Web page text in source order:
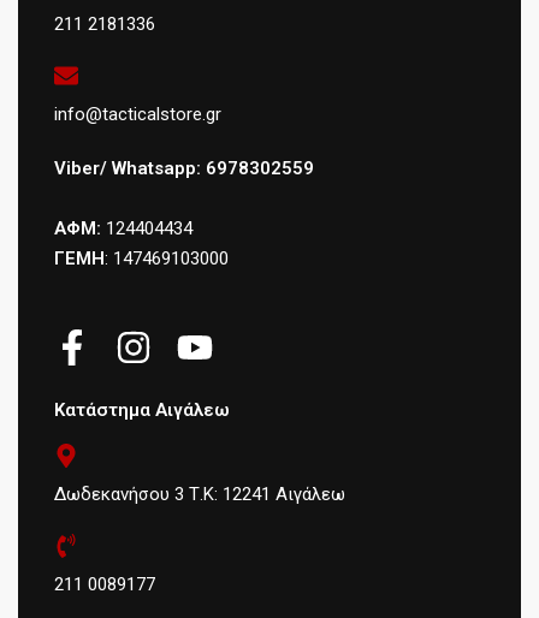
211 2181336
info@tacticalstore.gr
Viber/ Whatsapp: 6978302559
ΑΦΜ: 124404434
ΓΕΜΗ: 147469103000
Κατάστημα Αιγάλεω
Δωδεκανήσου 3 Τ.Κ: 12241 Αιγάλεω
211 0089177